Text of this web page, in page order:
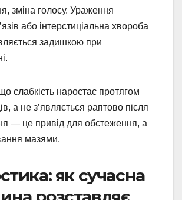
зміна голосу. Ураження
або інтерстиціальна хвороба
задишкою при
слабкість наростає протягом
а не з’являється раптово після
— це привід для обстеження, а
мазями.
як сучасна